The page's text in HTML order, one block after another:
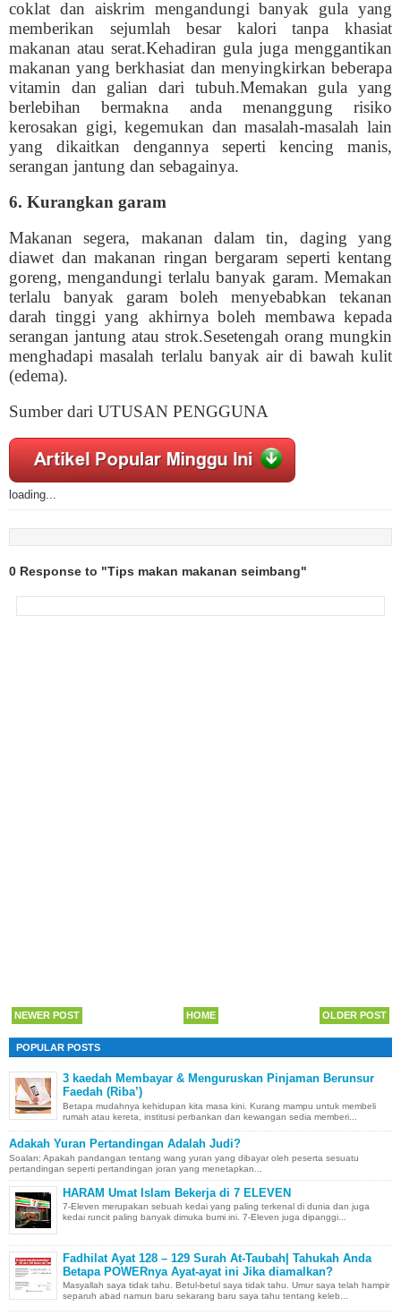
coklat dan aiskrim mengandungi banyak gula yang
memberikan sejumlah besar kalori tanpa khasiat
makanan atau serat.Kehadiran gula juga menggantikan
makanan yang berkhasiat dan menyingkirkan beberapa
vitamin dan galian dari tubuh.Memakan gula yang
berlebihan bermakna anda menanggung risiko
kerosakan gigi, kegemukan dan masalah-masalah lain
yang dikaitkan dengannya seperti kencing manis,
serangan jantung dan sebagainya.
6. Kurangkan garam
Makanan segera, makanan dalam tin, daging yang
diawet dan makanan ringan bergaram seperti kentang
goreng, mengandungi terlalu banyak garam. Memakan
terlalu banyak garam boleh menyebabkan tekanan
darah tinggi yang akhirnya boleh membawa kepada
serangan jantung atau strok.Sesetengah orang mungkin
menghadapi masalah terlalu banyak air di bawah kulit
(edema).
Sumber dari UTUSAN PENGGUNA
loading...
0 Response to "Tips makan makanan seimbang"
NEWER POST OLDER POST
HOME
POPULAR POSTS
3 kaedah Membayar & Menguruskan Pinjaman Berunsur
Faedah (Riba’)
Betapa mudahnya kehidupan kita masa kini. Kurang mampu untuk membeli
rumah atau kereta, institusi perbankan dan kewangan sedia memberi...
Adakah Yuran Pertandingan Adalah Judi?
Soalan: Apakah pandangan tentang wang yuran yang dibayar oleh peserta sesuatu
pertandingan seperti pertandingan joran yang menetapkan...
HARAM Umat Islam Bekerja di 7 ELEVEN
7-Eleven merupakan sebuah kedai yang paling terkenal di dunia dan juga
kedai runcit paling banyak dimuka bumi ini. 7-Eleven juga dipanggi...
Fadhilat Ayat 128 – 129 Surah At-Taubah| Tahukah Anda
Betapa POWERnya Ayat-ayat ini Jika diamalkan?
Masyallah saya tidak tahu. Betul-betul saya tidak tahu. Umur saya telah hampir
separuh abad namun baru sekarang baru saya tahu tentang keleb...